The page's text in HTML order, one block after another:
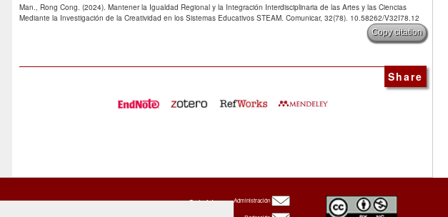
Man., Rong Cong. (2024). Mantener la Igualdad Regional y la Integración Interdisciplinaria de las Artes y las Ciencias
Mediante la Investigación de la Creatividad en los Sistemas Educativos STEAM. Comunicar, 32(78). 10.58262/V32I78.12
Copy citation
Share
Oxbridge Administración